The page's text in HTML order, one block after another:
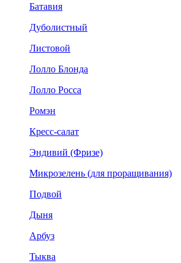
Батавия
Дуболистный
Листовой
Лолло Блонда
Лолло Росса
Ромэн
Кресс-салат
Эндивий (Фризе)
Микрозелень (для проращивания)
Подвой
Дыня
Арбуз
Тыква